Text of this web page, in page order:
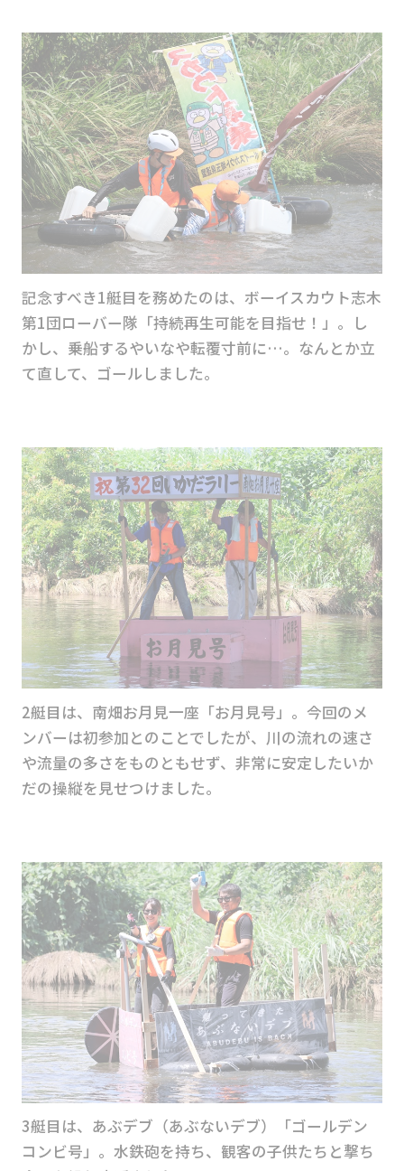
記念すべき1艇目を務めたのは、ボーイスカウト志木
第1団ローバー隊「持続再生可能を目指せ！」。し
かし、乗船するやいなや転覆寸前に…。なんとか立
て直して、ゴールしました。
2艇目は、南畑お月見一座「お月見号」。今回のメ
ンバーは初参加とのことでしたが、川の流れの速さ
や流量の多さをものともせず、非常に安定したいか
だの操縦を見せつけました。
3艇目は、あぶデブ（あぶないデブ）「ゴールデン
コンビ号」。水鉄砲を持ち、観客の子供たちと撃ち